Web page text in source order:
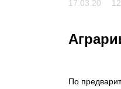
17.03.20
По